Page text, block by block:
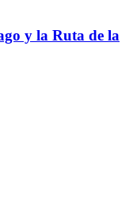
y la Ruta de la